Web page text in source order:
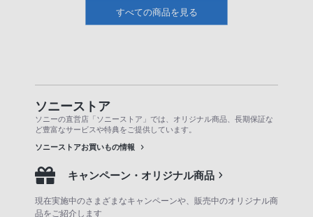
すべての商品を見る
ソニーストア
ソニーの直営店「ソニーストア」では、オリジナル商品、長期保証な
ど豊富なサービスや特典をご提供しています。
ソニーストアお買いもの情報
キャンペーン・オリジナル商品
現在実施中のさまざまなキャンペーンや、販売中のオリジナル商
品をご紹介します